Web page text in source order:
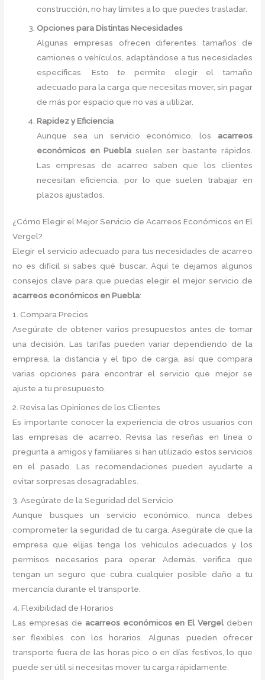
construcción, no hay límites a lo que puedes trasladar.
Opciones para Distintas Necesidades
Algunas empresas ofrecen diferentes tamaños de
camiones o vehículos, adaptándose a tus necesidades
específicas. Esto te permite elegir el tamaño
adecuado para la carga que necesitas mover, sin pagar
de más por espacio que no vas a utilizar.
Rapidez y Eficiencia
Aunque sea un servicio económico, los acarreos
económicos en Puebla suelen ser bastante rápidos.
Las empresas de acarreo saben que los clientes
necesitan eficiencia, por lo que suelen trabajar en
plazos ajustados.
¿Cómo Elegir el Mejor Servicio de Acarreos Económicos en El
Vergel?
Elegir el servicio adecuado para tus necesidades de acarreo
no es difícil si sabes qué buscar. Aquí te dejamos algunos
consejos clave para que puedas elegir el mejor servicio de
acarreos económicos en Puebla:
1. Compara Precios
Asegúrate de obtener varios presupuestos antes de tomar
una decisión. Las tarifas pueden variar dependiendo de la
empresa, la distancia y el tipo de carga, así que compara
varias opciones para encontrar el servicio que mejor se
ajuste a tu presupuesto.
2. Revisa las Opiniones de los Clientes
Es importante conocer la experiencia de otros usuarios con
las empresas de acarreo. Revisa las reseñas en línea o
pregunta a amigos y familiares si han utilizado estos servicios
en el pasado. Las recomendaciones pueden ayudarte a
evitar sorpresas desagradables.
3. Asegúrate de la Seguridad del Servicio
Aunque busques un servicio económico, nunca debes
comprometer la seguridad de tu carga. Asegúrate de que la
empresa que elijas tenga los vehículos adecuados y los
permisos necesarios para operar. Además, verifica que
tengan un seguro que cubra cualquier posible daño a tu
mercancía durante el transporte.
4. Flexibilidad de Horarios
Las empresas de acarreos económicos en El Vergel deben
ser flexibles con los horarios. Algunas pueden ofrecer
transporte fuera de las horas pico o en días festivos, lo que
puede ser útil si necesitas mover tu carga rápidamente.